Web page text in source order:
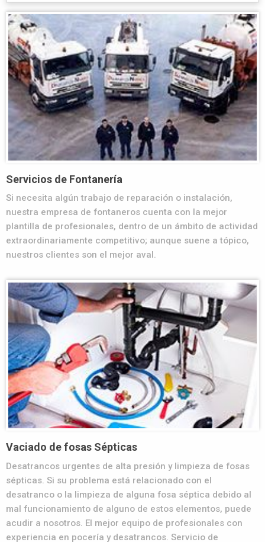
Servicios de Fontanería
Si necesita algún trabajo de reparación o instalación,
nuestra empresa de fontaneros cuenta con la mejor
plantilla de profesionales, dentro de un ámbito de actividad
extraordinariamente competitivo; aunque suene a tópico,
nuestros clientes son el mejor aval.
Vaciado de fosas Sépticas
Desatrancos urgentes de alta presión y limpieza de fosas
sépticas. Si su problema está relacionado con el
desatranco o la limpieza de alguna fosa séptica debido al
mal funcionamiento de alguno de estos elementos, puede
acudir a nosotros. El mejor equipo de profesionales con
experiencia en pocería y desatrancos. Servicio de